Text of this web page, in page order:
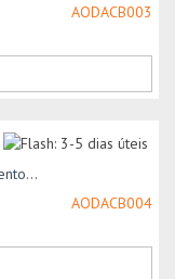
AODACB003
AODACB004